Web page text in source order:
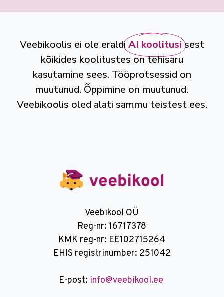
Veebikoolis ei ole eraldiAI koolitusi sest
kõikides koolitustes on tehisaru
kasutamine sees. Tööprotsessid on
muutunud. Õppimine on muutunud.
Veebikoolis oled alati sammu teistest ees.
Veebikool OÜ
Reg-nr: 16717378
KMK reg-nr: EE102715264
EHIS registrinumber: 251042
E-post: info@veebikool.ee